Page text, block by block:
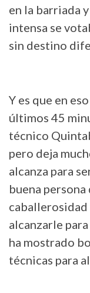
en la barriada
intensa se
sin destino
Y es que en
últimos 45
técnico
pero deja
alcanza para
buena
caballerosidad
alcanzarle
ha mostrado
técnicas para